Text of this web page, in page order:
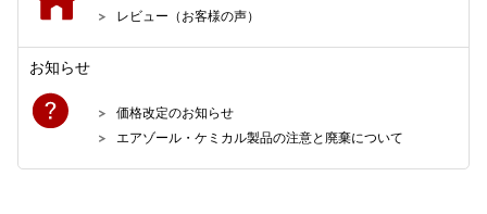
レビュー（お客様の声）
お知らせ
価格改定のお知らせ
エアゾール・ケミカル製品の注意と廃棄について